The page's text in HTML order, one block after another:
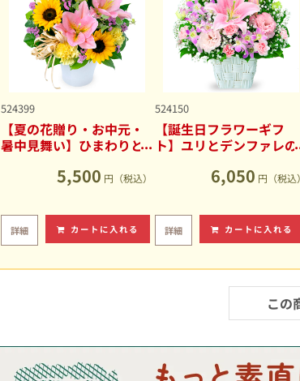
524399
【夏の花贈り・お中元・
暑中見舞い】ひまわりと
5,500 円（税込）
詳細 カートに入れる
524150
【誕生日フラワーギフ
ト】ユリとデンファレの
6,050 円（税込）
詳細 カートに入れる
この